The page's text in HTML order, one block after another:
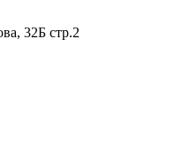
32Б стр.2